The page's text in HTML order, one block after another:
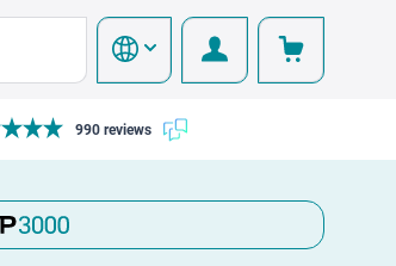
990 reviews